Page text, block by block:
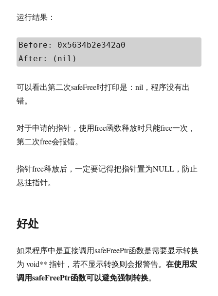
运行结果：
Before: 0x5634b2e342a0
After: (nil)
可以看出第二次safeFree时打印是：nil，程序没有出
错。
对于申请的指针，使用free函数释放时只能free一次，
第二次free会报错。
指针free释放后，一定要记得把指针置为NULL，防止
悬挂指针。
好处
如果程序中是直接调用safeFreePtr函数是需要显示转换
为 void** 指针，若不显示转换则会报警告。在使用宏
调用safeFreePtr函数可以避免强制转换。